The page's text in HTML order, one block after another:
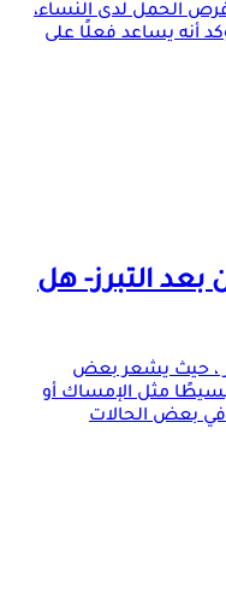
الحمل لدى النساء،
أنه يساعد فعلًا على
التبرز- هل
، حيث يشعر بعض
مثل الإمساك أو
في بعض الحالات